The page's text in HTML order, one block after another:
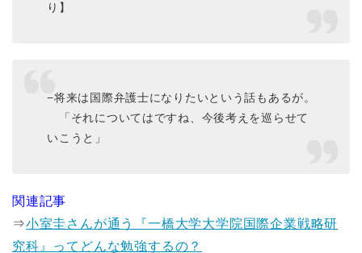
り】
−将来は国際弁護士になりたいという話もあるが。
「それについてはですね、今後考えを巡らせて
いこうと」
関連記事
⇒小室圭さんが通う『一橋大学大学院国際企業戦略研
究科』ってどんな勉強するの？